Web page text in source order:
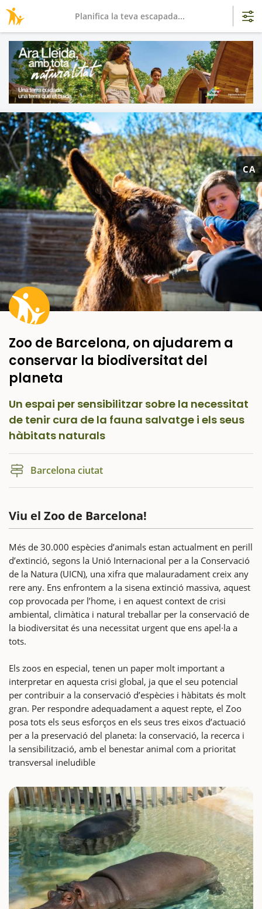
CA
Zoo de Barcelona, on ajudarem a
conservar la biodiversitat del
planeta
Un espai per sensibilitzar sobre la necessitat
de tenir cura de la fauna salvatge i els seus
hàbitats naturals
Barcelona ciutat
Viu el Zoo de Barcelona!
Més de 30.000 espècies d’animals estan actualment en perill
d’extinció, segons la Unió Internacional per a la Conservació
de la Natura (UICN), una xifra que malauradament creix any
rere any. Ens enfrontem a la sisena extinció massiva, aquest
cop provocada per l’home, i en aquest context de crisi
ambiental, climàtica i natural treballar per la conservació de
la biodiversitat és una necessitat urgent que ens apel·la a
tots.
Els zoos en especial, tenen un paper molt important a
interpretar en aquesta crisi global, ja que el seu potencial
per contribuir a la conservació d’espècies i hàbitats és molt
gran. Per respondre adequadament a aquest repte, el Zoo
posa tots els seus esforços en els seus tres eixos d’actuació
per a la preservació del planeta: la conservació, la recerca i
la sensibilització, amb el benestar animal com a prioritat
transversal ineludible
Planifica la teva escapada...